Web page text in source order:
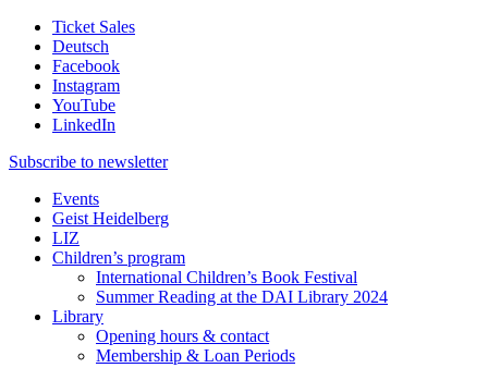
Ticket Sales
Deutsch
Facebook
Instagram
YouTube
LinkedIn
Subscribe to newsletter
Events
Geist Heidelberg
LIZ
Children’s program
International Children’s Book Festival
Summer Reading at the DAI Library 2024
Library
Opening hours & contact
Membership & Loan Periods